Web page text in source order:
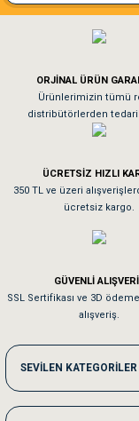
El**** Ek******
Köpeğim bayıldı
As**** Tu******
Tavşanım kafesinin
Sa**** On******
Kedilerim beğeniyorlar.
Me***** Ya******
Akşam verdiğim sipariş
ORJİNAL ÜRÜN
Ürünlerimizin tümü
distribütörlerden
ÜCRETSİZ HIZLI
350 TL ve üzeri
ücretsiz kargo.
GÜVENLİ
SSL Sertifikası ve 3D
alışveriş.
SEVİLEN KATEGORİLER